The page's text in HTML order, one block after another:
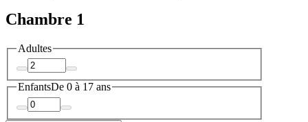
Chambre 1
Adultes
EnfantsDe 0 à 17 ans